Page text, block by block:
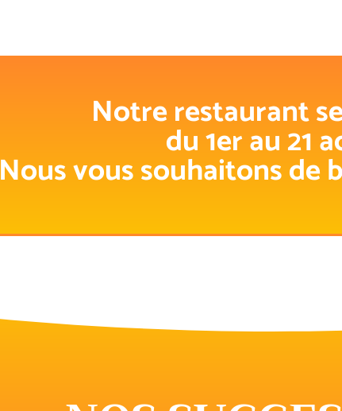
Notre restaurant
du 1er au 21
Nous vous souhaitons de